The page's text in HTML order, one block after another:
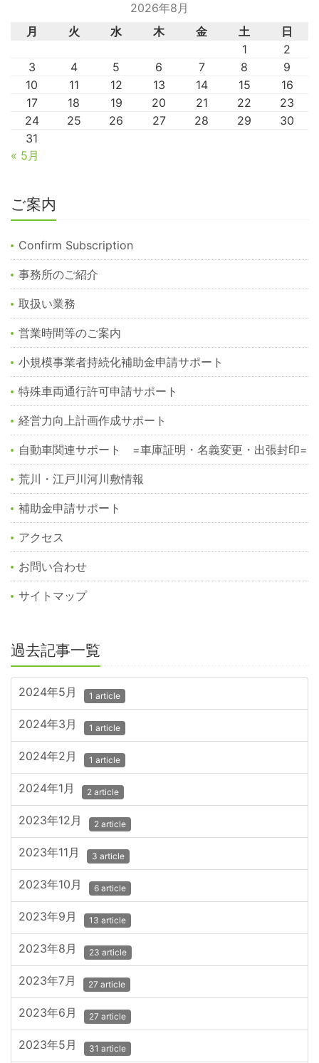
2026年8月
月
火 水 木 金 土
日
1
2
3
4 5 6 7 8
9
10
11 12 13 14 15
16
17
18 19 20 21 22
23
24
25 26 27 28 29
30
31
« 5月
ご案内
Confirm Subscription
事務所のご紹介
取扱い業務
営業時間等のご案内
小規模事業者持続化補助金申請サポート
特殊車両通行許可申請サポート
経営力向上計画作成サポート
自動車関連サポート =車庫証明・名義変更・出張封印=
荒川・江戸川河川敷情報
補助金申請サポート
アクセス
お問い合わせ
サイトマップ
過去記事一覧
2024年5月 1 article
2024年3月 1 article
2024年2月 1 article
2024年1月 2 article
2023年12月 2 article
2023年11月 3 article
2023年10月 6 article
2023年9月 13 article
2023年8月 23 article
2023年7月 27 article
2023年6月 27 article
2023年5月 31 article